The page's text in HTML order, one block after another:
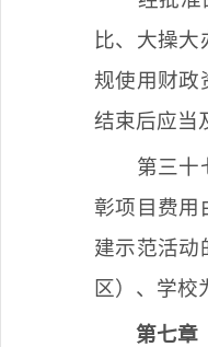
比、大操
规使用财政
结束后应当
第三十
彰项目费用
建示范活动
区）、学校
第七章